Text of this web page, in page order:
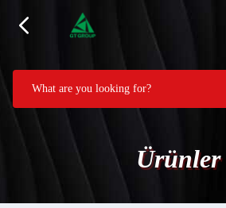
Ürünler